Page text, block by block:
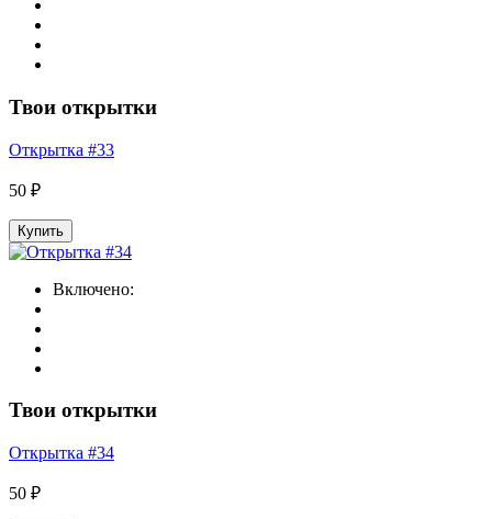
Твои открытки
Открытка #33
50 ₽
Купить
Включено:
Твои открытки
Открытка #34
50 ₽